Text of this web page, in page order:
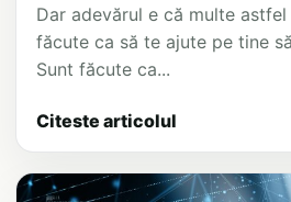
Dar adevărul e că multe
făcute ca să te ajute pe tine
Sunt făcute ca...
Citeste articolul